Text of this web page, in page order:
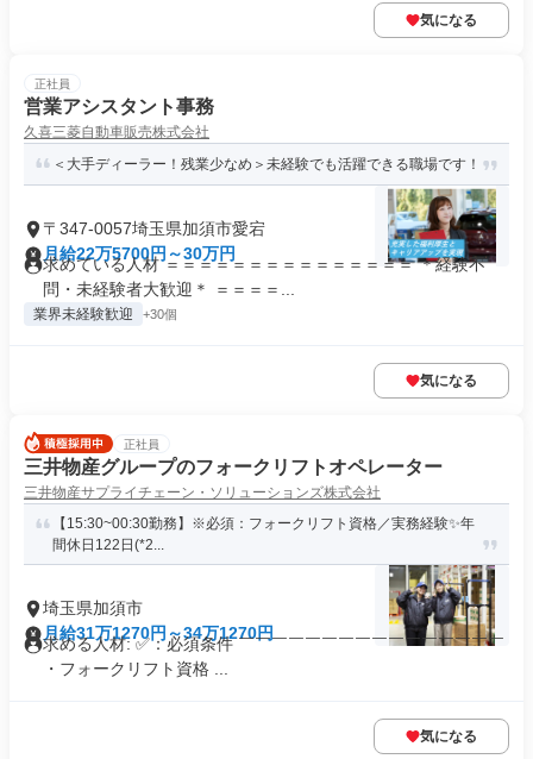
気になる
正社員
営業アシスタント事務
久喜三菱自動車販売株式会社
＜大手ディーラー！残業少なめ＞未経験でも活躍できる職場です！
〒347-0057埼玉県加須市愛宕
月給22万5700円～30万円
求めている人材 ＝＝＝＝＝＝＝＝＝＝＝＝＝＝＝ ＊経験不
問・未経験者大歓迎＊ ＝＝＝＝...
業界未経験歓迎 +30個
気になる
正社員
三井物産グループのフォークリフトオペレーター
三井物産サプライチェーン・ソリューションズ株式会社
【15:30~00:30勤務】※必須：フォークリフト資格／実務経験✨年
間休日122日(*2...
埼玉県加須市
月給31万1270円～34万1270円
求める人材: ✅：必須条件 ￣￣￣￣￣￣￣￣￣￣￣￣￣￣￣￣
・フォークリフト資格 ...
気になる